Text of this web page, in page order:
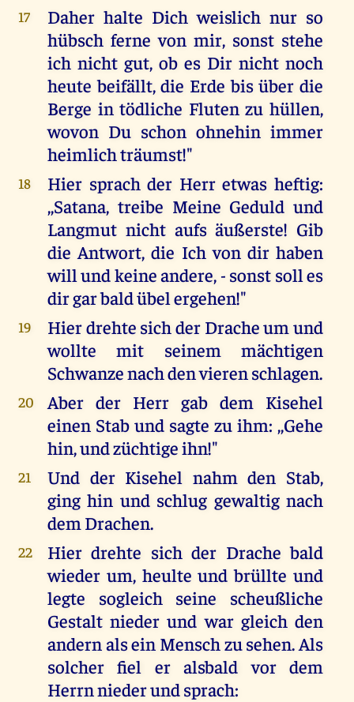
17
Daher halte Dich weislich nur so
hübsch ferne von mir, sonst stehe
ich nicht gut, ob es Dir nicht noch
heute beifällt, die Erde bis über die
Berge in tödliche Fluten zu hüllen,
wovon Du schon ohnehin immer
heimlich träumst!"
18
Hier sprach der Herr etwas heftig:
,,Satana, treibe Meine Geduld und
Langmut nicht aufs äußerste! Gib
die Antwort, die Ich von dir haben
will und keine andere, - sonst soll es
dir gar bald übel ergehen!"
19
Hier drehte sich der Drache um und
wollte mit seinem mächtigen
Schwanze nach den vieren schlagen.
20
Aber der Herr gab dem Kisehel
einen Stab und sagte zu ihm: ,,Gehe
hin, und züchtige ihn!"
21
Und der Kisehel nahm den Stab,
ging hin und schlug gewaltig nach
dem Drachen.
22
Hier drehte sich der Drache bald
wieder um, heulte und brüllte und
legte sogleich seine scheußliche
Gestalt nieder und war gleich den
andern als ein Mensch zu sehen. Als
solcher fiel er alsbald vor dem
Herrn nieder und sprach: